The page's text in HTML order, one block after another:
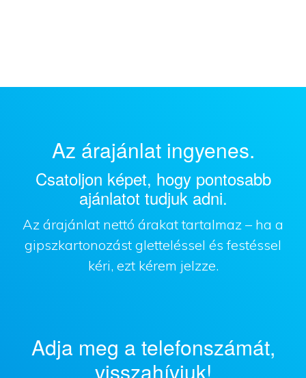
Az árajánlat ingyenes.
Csatoljon képet, hogy pontosabb
ajánlatot tudjuk adni.
Az árajánlat nettó árakat tartalmaz – ha a
gipszkartonozást gletteléssel és festéssel
kéri, ezt kérem jelzze.
Adja meg a telefonszámát,
visszahívjuk!